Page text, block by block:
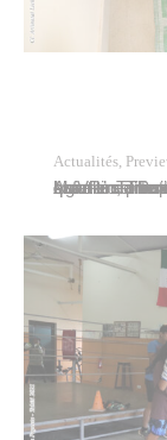
Actualités,
La Ville de Papeete, en partenariat avec l’association Agir Pour l’Insertion (API), organisait une rencontre enfantine inter-quartiers sur